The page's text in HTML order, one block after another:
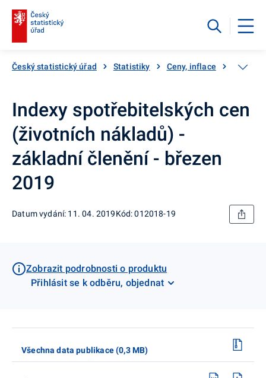
Český statistický úřad Statistiky Ceny, inflace
Indexy spotřebitelských cen
(životních nákladů) -
základní členění - březen
2019
Datum vydání: 11. 04. 2019Kód: 012018-19
Zobrazit podrobnosti o produktu
Přihlásit se k odběru, objednat
Všechna data publikace (0,3 MB)